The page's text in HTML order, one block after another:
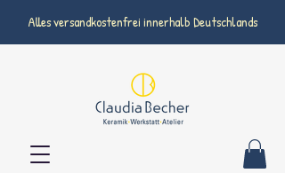
Alles versandkostenfrei innerhalb Deutschlands